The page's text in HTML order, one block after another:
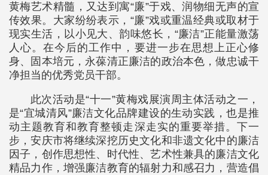
黄梅艺术精髓，又达到寓“廉”于戏、润物细无声的宣
传效果。大家纷纷表示，“廉”戏或重温经典或取材于
现实生活，以小见大、韵味悠长，“廉洁”正能量激荡
人心。在今后的工作中，要进一步在思想上正心修
身、固本培元，永葆清正廉洁的政治本色，做忠诚干
净担当的优秀党员干部。
此次活动是“十一”黄梅戏展演周主体活动之一，
是“宜城清风”廉洁文化品牌建设的生动实践，也是推
动主题教育和教育整顿走深走实的重要举措。下一
步，安庆市将继续深挖历史文化和非遗文化中的廉洁
因子，创作思想性、时代性、艺术性兼具的廉洁文化
精品力作，增强廉洁教育的辐射力和感召力，营造倡